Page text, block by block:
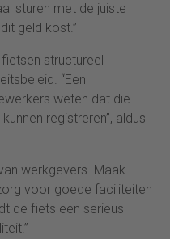
sturen met de juiste
geld kost.”
structureel
“Een
weten dat die
registreren”, aldus
werkgevers. Maak
voor goede faciliteiten
de fiets een serieus